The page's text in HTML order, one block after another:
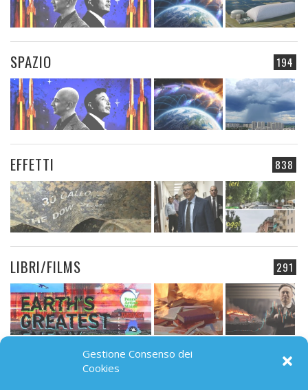
Gestione Consenso dei
Cookies
194
SPAZIO
838
EFFETTI
291
LIBRI/FILMS
91
CAMPO ELETTROMAGNETICO